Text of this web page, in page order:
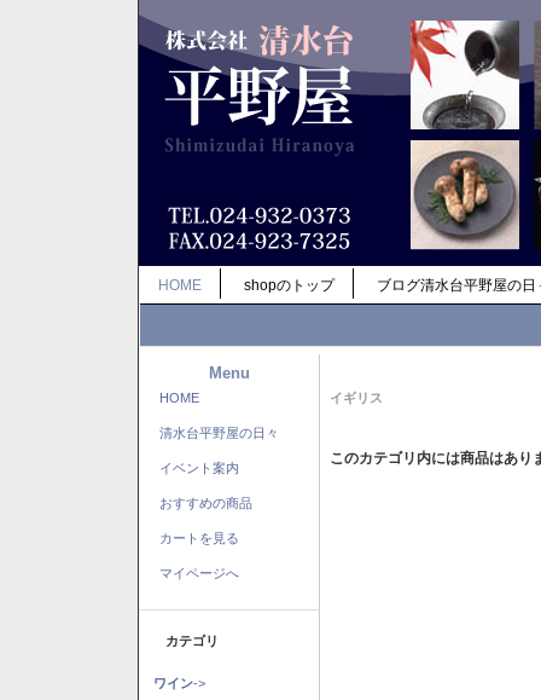
HOME shopのトップ ブログ清水台平野屋の日
Menu
HOME
清水台平野屋の日々
イベント案内
おすすめの商品
カートを見る
マイページへ
カテゴリ
ワイン->
イギリス
このカテゴリ内には商品はあり